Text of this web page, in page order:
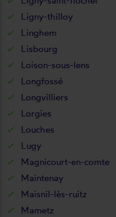
Ligny-thilloy
Linghem
Lisbourg
Loison-sous-lens
Longfossé
Longvilliers
Lorgies
Louches
Lugy
Magnicourt-en-comte
Maintenay
Maisnil-lès-ruitz
Mametz